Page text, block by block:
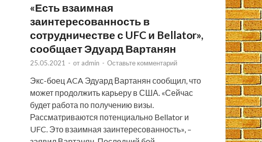
«Есть взаимная
заинтересованность в
сотрудничестве с UFC и Bellator»,
сообщает Эдуард Вартанян
25.05.2021 - от admin - Оставьте комментарий
Экс-боец ACA Эдуард Вартанян сообщил, что
может продолжить карьеру в США. «Сейчас
будет работа по получению визы.
Рассматриваются потенциально Bellator и
UFC. Это взаимная заинтересованность», –